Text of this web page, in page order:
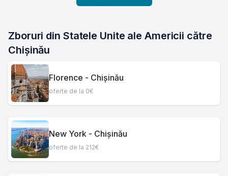
Zboruri din Statele Unite ale Americii către
Chișinău
Florence - Chișinău
oferte de la 0€
New York - Chișinău
oferte de la 212€